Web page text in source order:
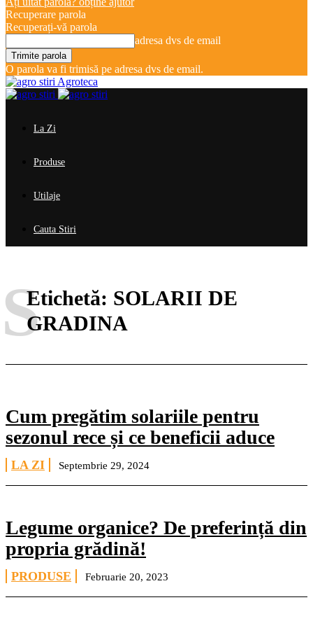
Recuperare parola
Recuperați-vă parola
adresa dvs de email
O parola va fi trimisă pe adresa dvs de email.
Agroteca
La Zi
Produse
Utilaje
Cauta Stiri
Etichetă: SOLARII DE
GRADINA
S
Cum pregătim solariile pentru
sezonul rece și ce beneficii aduce
LA ZI Septembrie 29, 2024
Legume organice? De preferință din
propria grădină!
PRODUSE Februarie 20, 2023